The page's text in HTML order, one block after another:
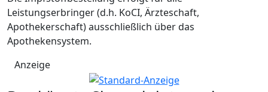
Leistungserbringer (d.h. KoCI, Ärzteschaft,
Apothekerschaft) ausschließlich über das
Apothekensystem.
Anzeige